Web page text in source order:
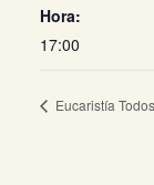
Hora:
17:00
Eucaristía